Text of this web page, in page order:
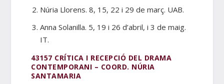
Núria Llorens. 8, 15, 22 i 29 de març. UAB.
Anna Solanilla. 5, 19 i 26 d’abril, i 3 de maig.
IT.
43157 CRÍTICA I RECEPCIÓ DEL DRAMA
CONTEMPORANI – COORD. NÚRIA
SANTAMARIA